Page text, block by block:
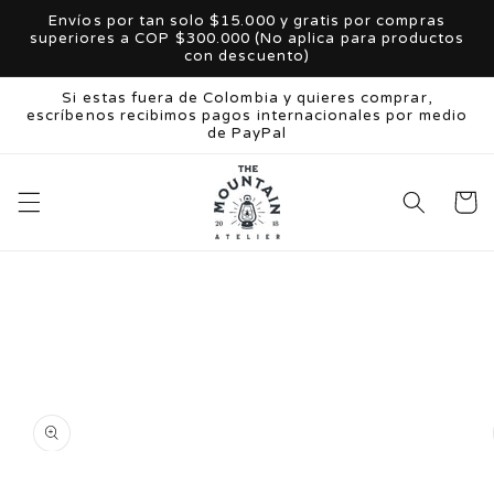
directamente
al contenido
Envíos por tan solo $15.000 y gratis por compras
superiores a COP $300.000 (No aplica para productos
con descuento)
Si estas fuera de Colombia y quieres comprar,
escríbenos recibimos pagos internacionales por medio
de PayPal
Carrito